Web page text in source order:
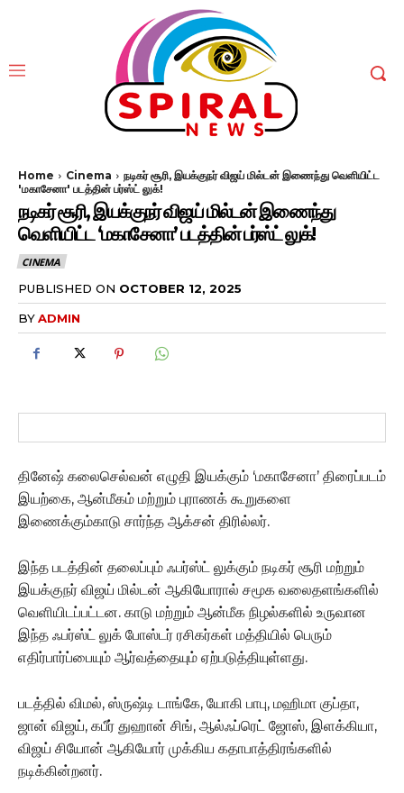
Home Cinema
நடிகர் சூரி, இயக்குநர் விஜய் மில்டன் இணைந்து வெளியிட்ட
'மகாசேனா' படத்தின் பர்ஸ்ட் லுக்!
நடிகர் சூரி, இயக்குநர் விஜய் மில்டன் இணைந்து
வெளியிட்ட ‘மகாசேனா’ படத்தின் பர்ஸ்ட் லுக்!
CINEMA
PUBLISHED ON OCTOBER 12, 2025
BYADMIN
தினேஷ் கலைசெல்வன் எழுதி இயக்கும் ‘மகாசேனா’ திரைப்படம்
இயற்கை, ஆன்மீகம் மற்றும் புராணக் கூறுகளை
இணைக்கும்காடு சார்ந்த ஆக்சன் திரில்லர்.
இந்த படத்தின் தலைப்பும் ஃபர்ஸ்ட் லுக்கும் நடிகர் சூரி மற்றும்
இயக்குநர் விஜய் மில்டன் ஆகியோரால் சமூக வலைதளங்களில்
வெளியிடப்பட்டன. காடு மற்றும் ஆன்மீக நிழல்களில் உருவான
இந்த ஃபர்ஸ்ட் லுக் போஸ்டர் ரசிகர்கள் மத்தியில் பெரும்
எதிர்பார்ப்பையும் ஆர்வத்தையும் ஏற்படுத்தியுள்ளது.
படத்தில் விமல், ஸ்ருஷ்டி டாங்கே, யோகி பாபு, மஹிமா குப்தா,
ஜான் விஜய், கபீர் துஹான் சிங், ஆல்ஃப்ரெட் ஜோஸ், இளக்கியா,
விஜய் சியோன் ஆகியோர் முக்கிய கதாபாத்திரங்களில்
நடிக்கின்றனர்.